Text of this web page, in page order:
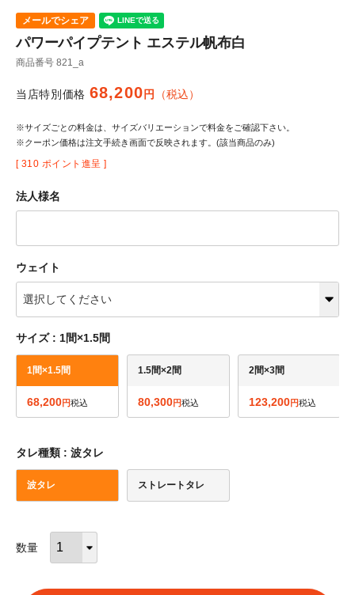
パワーパイプテント エステル帆布白
商品番号 821_a
当店特別価格 68,200 税込
※サイズごとの料金は、サイズバリエーションで料金をご確認下さい。
※クーポン価格は注文手続き画面で反映されます。(該当商品のみ)
[ 310 ポイント進呈 ]
法人様名
ウェイト
サイズ 1間×1.5間
1間×1.5間
68,200 税込
1.5間×2間
80,300 税込
2間×3間
123,200 税込
タレ種類 波タレ
波タレ ストレートタレ
メールでシェア